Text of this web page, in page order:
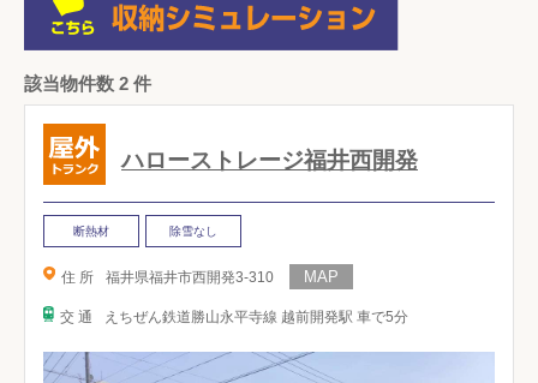
該当物件数 2 件
ハローストレージ福井西開発
断熱材 除雪なし
住 所 福井県福井市西開発3-310
交 通 えちぜん鉄道勝山永平寺線 越前開発駅 車で5分